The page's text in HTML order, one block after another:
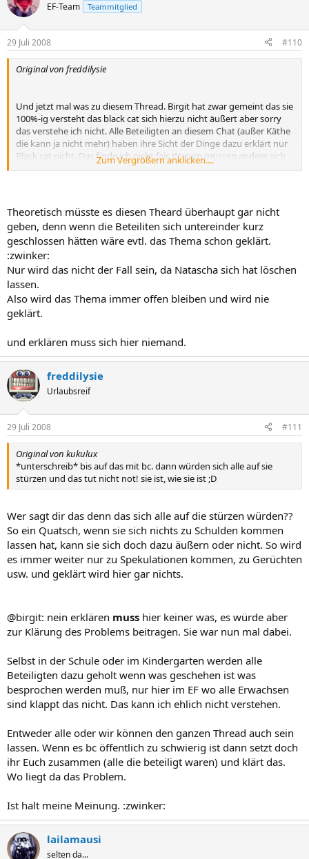
EF-Team Teammitglied
29 Juli 2008 #110
Original von freddilysie
Und jetzt mal was zu diesem Thread. Birgit hat zwar gemeint das sie
100%-ig versteht das black cat sich hierzu nicht äußert aber sorry
das verstehe ich nicht. Alle Beteiligten an diesem Chat (außer Käthe
die kann ja nicht mehr) haben ihre Sicht der Dinge dazu erklärt nur
Black cat nicht. Das finde ich nicht fair. Warum müssen andere sich
für sie erklären. Warum muß leon erklären was black cat gedacht
Zum Vergrößern anklicken....
Theoretisch müsste es diesen Theard überhaupt gar nicht
geben, denn wenn die Beteiliten sich untereinder kurz
geschlossen hätten wäre evtl. das Thema schon geklärt.
:zwinker:
Nur wird das nicht der Fall sein, da Natascha sich hat löschen
lassen.
Also wird das Thema immer offen bleiben und wird nie
geklärt.
und erklären muss sich hier niemand.
freddilysie
Urlaubsreif
29 Juli 2008 #111
Original von kukulux
*unterschreib* bis auf das mit bc. dann würden sich alle auf sie
stürzen und das tut nicht not! sie ist, wie sie ist ;D
Wer sagt dir das denn das sich alle auf die stürzen würden??
So ein Quatsch, wenn sie sich nichts zu Schulden kommen
lassen hat, kann sie sich doch dazu äußern oder nicht. So wird
es immer weiter nur zu Spekulationen kommen, zu Gerüchten
usw. und geklärt wird hier gar nichts.
@birgit: nein erklären muss hier keiner was, es würde aber
zur Klärung des Problems beitragen. Sie war nun mal dabei.
Selbst in der Schule oder im Kindergarten werden alle
Beteiligten dazu geholt wenn was geschehen ist was
besprochen werden muß, nur hier im EF wo alle Erwachsen
sind klappt das nicht. Das kann ich ehlich nicht verstehen.
Entweder alle oder wir können den ganzen Thread auch sein
lassen. Wenn es bc öffentlich zu schwierig ist dann setzt doch
ihr Euch zusammen (alle die beteiligt waren) und klärt das.
Wo liegt da das Problem.
Ist halt meine Meinung. :zwinker:
lailamausi
selten da...